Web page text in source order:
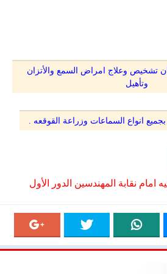
تشخيص وعلاج امراض السمع والأتزان
وتأهيل
انواع السماعات وزراعة القوقعه .
امام نقابة المهندسين الدور الأول